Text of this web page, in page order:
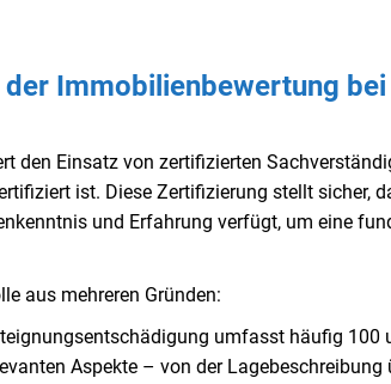
Immobilienbewertung bei
den Einsatz von zertifizierten
ist. Diese Zertifizierung stellt sicher,
und Erfahrung verfügt, um eine
aus mehreren Gründen:
umfasst häufig 100
Aspekte – von der Lagebeschreibung